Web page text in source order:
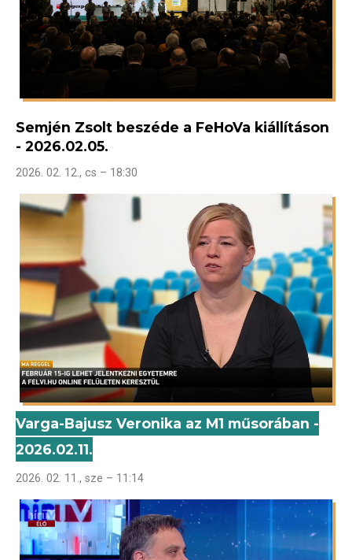
Semjén Zsolt beszéde a FeHoVa kiállításon
- 2026.02.05.
2026. 02. 12., cs – 18:30
Varga-Bajusz Veronika az M1 műsorában -
2026.02.11.
2026. 02. 11., sze – 11:14